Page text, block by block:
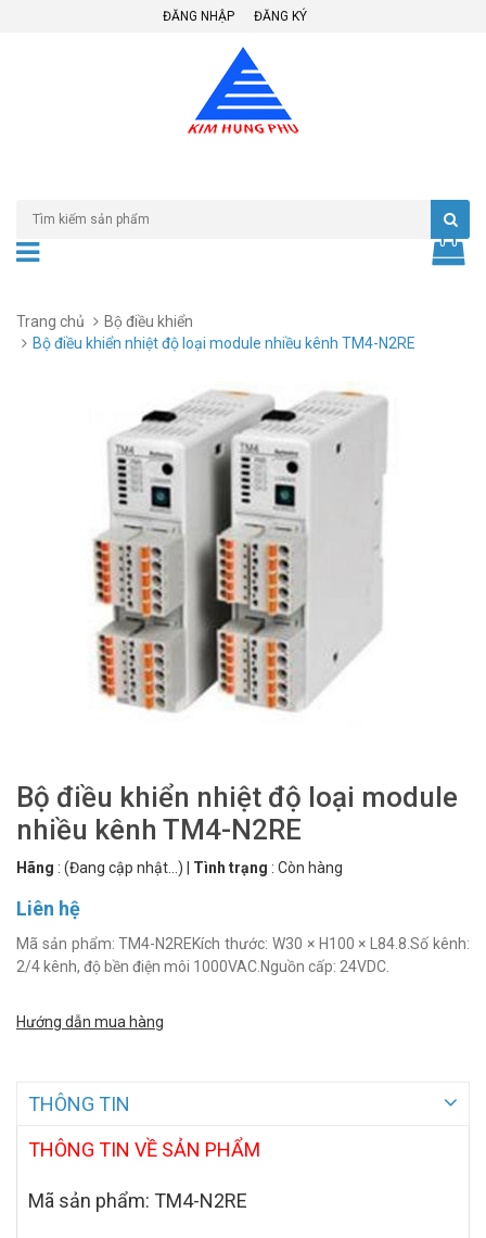
ĐĂNG NHẬP ĐĂNG KÝ
Trang chủ
Bộ điều khiển
Bộ điều khiển nhiệt độ loại module nhiều kênh TM4-N2RE
Bộ điều khiển nhiệt độ loại module
nhiều kênh TM4-N2RE
Hãng : (Đang cập nhật...) Tình trạng : Còn hàng
Liên hệ
Mã sản phẩm: TM4-N2REKích thước: W30 × H100 × L84.8.Số kênh:
2/4 kênh, độ bền điện môi 1000VAC.Nguồn cấp: 24VDC.
Hướng dẫn mua hàng
THÔNG TIN
THÔNG TIN VỀ SẢN PHẨM
Mã sản phẩm: TM4-N2RE